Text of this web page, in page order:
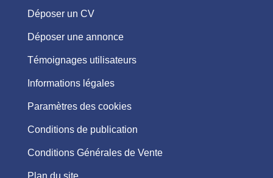
Déposer un CV
Déposer une annonce
Témoignages utilisateurs
Informations légales
Paramètres des cookies
Conditions de publication
Conditions Générales de Vente